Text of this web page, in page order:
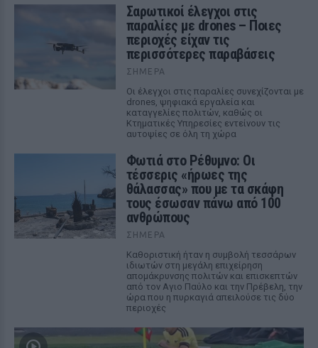
Σαρωτικοί έλεγχοι στις
παραλίες με drones – Ποιες
περιοχές είχαν τις
περισσότερες παραβάσεις
ΣΉΜΕΡΑ
Οι έλεγχοι στις παραλίες συνεχίζονται με
drones, ψηφιακά εργαλεία και
καταγγελίες πολιτών, καθώς οι
Κτηματικές Υπηρεσίες εντείνουν τις
αυτοψίες σε όλη τη χώρα
Φωτιά στο Ρέθυμνο: Οι
τέσσερις «ήρωες της
θάλασσας» που με τα σκάφη
τους έσωσαν πάνω από 100
ανθρώπους
ΣΉΜΕΡΑ
Καθοριστική ήταν η συμβολή τεσσάρων
ιδιωτών στη μεγάλη επιχείρηση
απομάκρυνσης πολιτών και επισκεπτών
από τον Αγιο Παύλο και την Πρέβελη, την
ώρα που η πυρκαγιά απειλούσε τις δύο
περιοχές